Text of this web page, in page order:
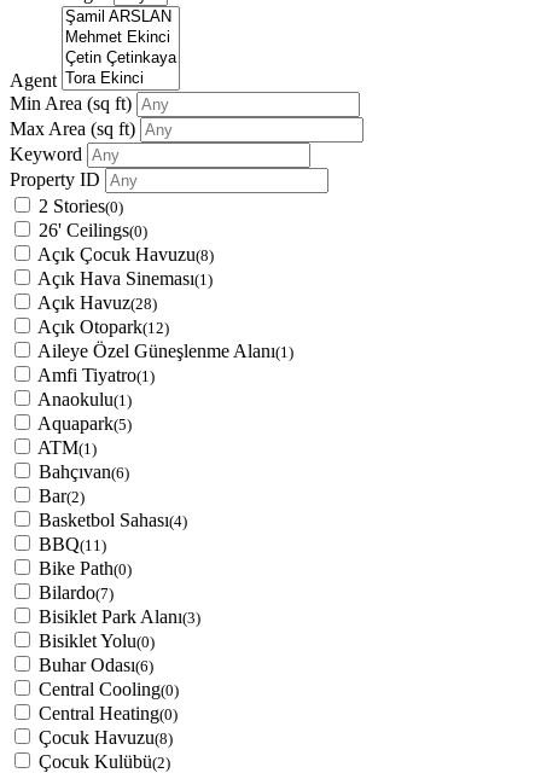
Agent
Min Area (sq ft)
Max Area (sq ft)
Keyword
Property ID
2 Stories(0)
26' Ceilings(0)
Açık Çocuk Havuzu(8)
Açık Hava Sineması(1)
Açık Havuz(28)
Açık Otopark(12)
Aileye Özel Güneşlenme Alanı(1)
Amfi Tiyatro(1)
Anaokulu(1)
Aquapark(5)
ATM(1)
Bahçıvan(6)
Bar(2)
Basketbol Sahası(4)
BBQ(11)
Bike Path(0)
Bilardo(7)
Bisiklet Park Alanı(3)
Bisiklet Yolu(0)
Buhar Odası(6)
Central Cooling(0)
Central Heating(0)
Çocuk Havuzu(8)
Çocuk Kulübü(2)